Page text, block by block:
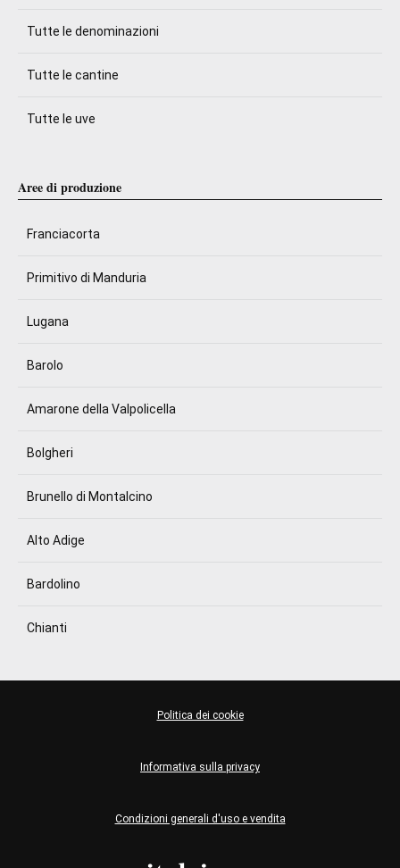
Tutte le denominazioni
Tutte le cantine
Tutte le uve
Aree di produzione
Franciacorta
Primitivo di Manduria
Lugana
Barolo
Amarone della Valpolicella
Bolgheri
Brunello di Montalcino
Alto Adige
Bardolino
Chianti
Condizioni generali d'uso e vendita
Informativa sulla privacy
Politica dei cookie